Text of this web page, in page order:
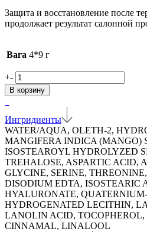
Защита и восстановление после
продолжает результат салонной
Вага 4*9 г
+- Количество
товара
Пролонгирующий
для
жестких
волос
Heat
Weekly
Booster
Coarse
В корзину
Ингридиенты
WATER/AQUA, OLETH-2,
MANGIFERA INDICA (MANGO)
ISOSTEAROYL HYDROLYZED
TREHALOSE, ASPARTIC ACID,
GLYCINE, SERINE,
DISODIUM EDTA, ISOSTEARIC
HYALURONATE,
HYDROGENATED LECITHIN,
LANOLIN ACID,
CINNAMAL, LINALOOL